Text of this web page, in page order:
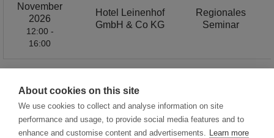
November
2026
12:00 -
16:00
Hotel Leinenhof
GmbH & Co KG
Regionales
Seminar
1 / 2
About cookies on this site
We use cookies to collect and analyse information on site
performance and usage, to provide social media features and to
enhance and customise content and advertisements. Learn more